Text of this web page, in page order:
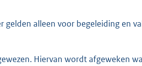
alleen voor begeleiding en
Hiervan wordt afgeweken